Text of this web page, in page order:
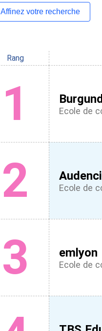
Affinez votre recherche
Rang
1 Ecole de
2 Ecole de
3 emlyon
Ecole de